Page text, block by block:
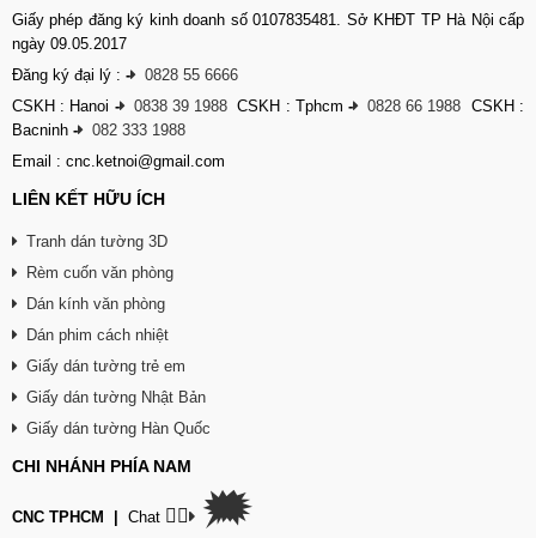
Giấy phép đăng ký kinh doanh số 0107835481. Sở KHĐT TP Hà Nội cấp
ngày 09.05.2017
Đăng ký đại lý : -
0828 55 6666
CSKH : Hanoi - 0838 39 1988 CSKH : Tphcm- 0828 66 1988 CSKH :
Bacninh -
082 333 1988
Email : cnc.ketnoi@gmail.com
LIÊN KẾT HỮU ÍCH
Tranh dán tường 3D
Rèm cuốn văn phòng
Dán kính văn phòng
Dán phim cách nhiệt
Giấy dán tường trẻ em
Giấy dán tường Nhật Bản
Giấy dán tường Hàn Quốc
CHI NHÁNH PHÍA NAM
CNC TPHCM Chat 👉🏽 🗯